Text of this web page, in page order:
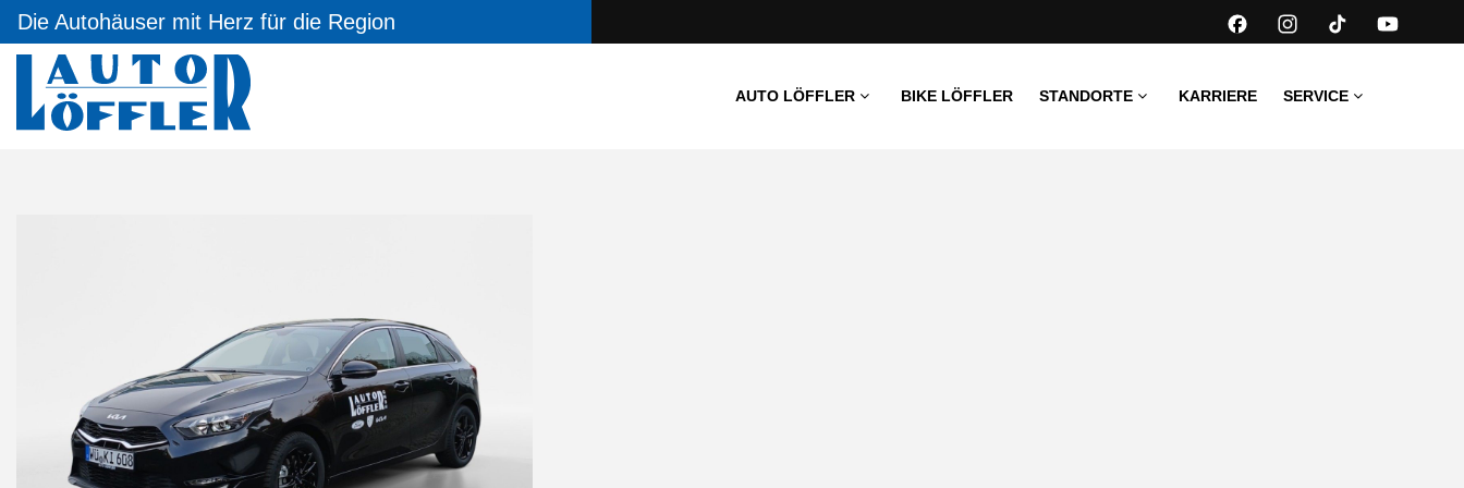
Die Autohäuser mit Herz für die Region
AUTO LÖFFLER BIKE LÖFFLER STANDORTE KARRIERE SERVICE